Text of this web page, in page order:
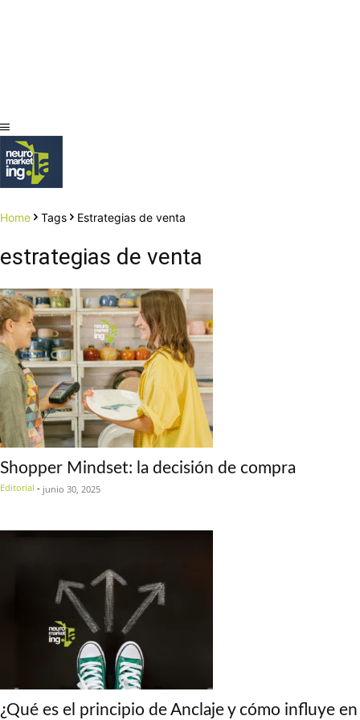
Home Tags Estrategias de venta
estrategias de venta
Shopper Mindset: la decisión de compra
Editorial - junio 30, 2025
¿Qué es el principio de Anclaje y cómo influye en